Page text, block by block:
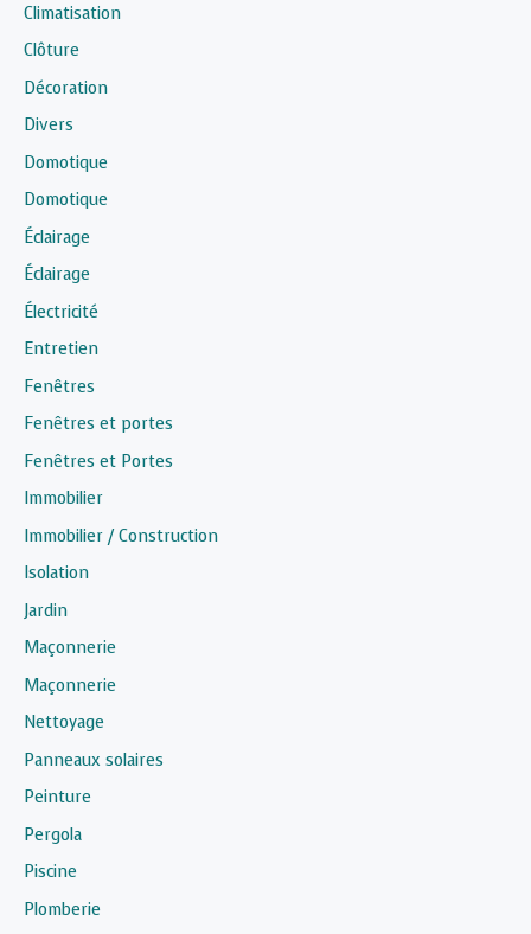
Climatisation
Clôture
Décoration
Divers
Domotique
Domotique
Éclairage
Éclairage
Électricité
Entretien
Fenêtres
Fenêtres et portes
Fenêtres et Portes
Immobilier
Immobilier / Construction
Isolation
Jardin
Maçonnerie
Maçonnerie
Nettoyage
Panneaux solaires
Peinture
Pergola
Piscine
Plomberie